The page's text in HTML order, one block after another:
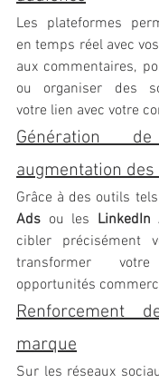
Les plateformes
en temps réel avec
aux commentaires,
ou organiser des
votre lien avec votre
Génération
augmentation des
Grâce à des outils
Ads ou les LinkedIn
cibler précisément
transformer
opportunités
Renforcement
marque
Sur les réseaux